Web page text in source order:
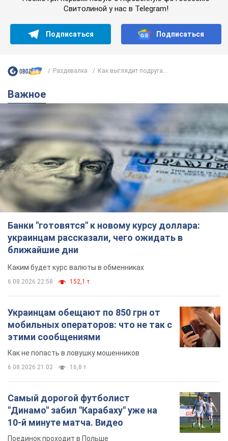
Банки "готовятся" к новому курсу доллара:
украинцам рассказали, чего ожидать в
ближайшие дни
Каким будет курс валюты в обменниках
6.08.2026 22:58 152,1 т.
Украинцам обещают по 850 грн от
мобильных операторов: что не так с
этими сообщениями
Как не попасть в ловушку мошенников
6.08.2026 21:02 16,8 т.
Самый дорогой футболист
"Динамо" забил "Карабаху" уже на
10-й минуте матча. Видео
Поединок проходит в Польше
6.08.2026 20:48 7,0 т.